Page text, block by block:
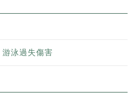
游泳過失傷害